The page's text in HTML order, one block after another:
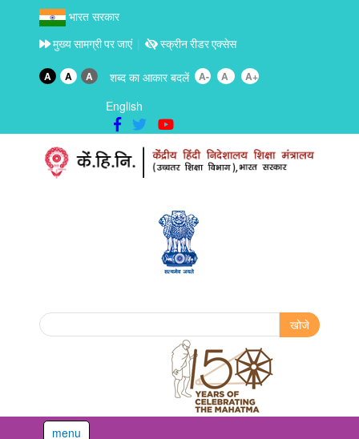
भारत सरकार
मुख्य सामग्री पर जाएं स्क्रीन रीडर एक्सेस
A A A शब्द का आकार बदलें A- A A+
English
Search form
खोजे
menu